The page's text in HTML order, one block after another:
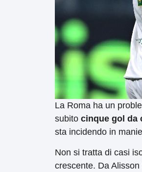
La Roma ha un
subito cinque gol da
sta incidendo in
Non si tratta di casi
crescente. Da